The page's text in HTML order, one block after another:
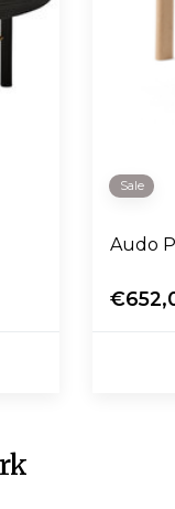
Sale
Audo